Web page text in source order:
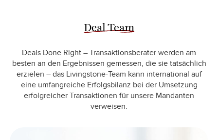
Deal Team
Deals Done Right – Transaktionsberater werden am
besten an den Ergebnissen gemessen, die sie tatsächlich
erzielen – das Livingstone-Team kann international auf
eine umfangreiche Erfolgsbilanz bei der Umsetzung
erfolgreicher Transaktionen für unsere Mandanten
verweisen.